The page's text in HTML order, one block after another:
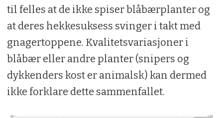
til felles at de ikke spiser blåbærplanter og
at deres hekkesuksess svinger i takt med
gnagertoppene. Kvalitetsvariasjoner i
blåbær eller andre planter (snipers og
dykkenders kost er animalsk) kan dermed
ikke forklare dette sammenfallet.